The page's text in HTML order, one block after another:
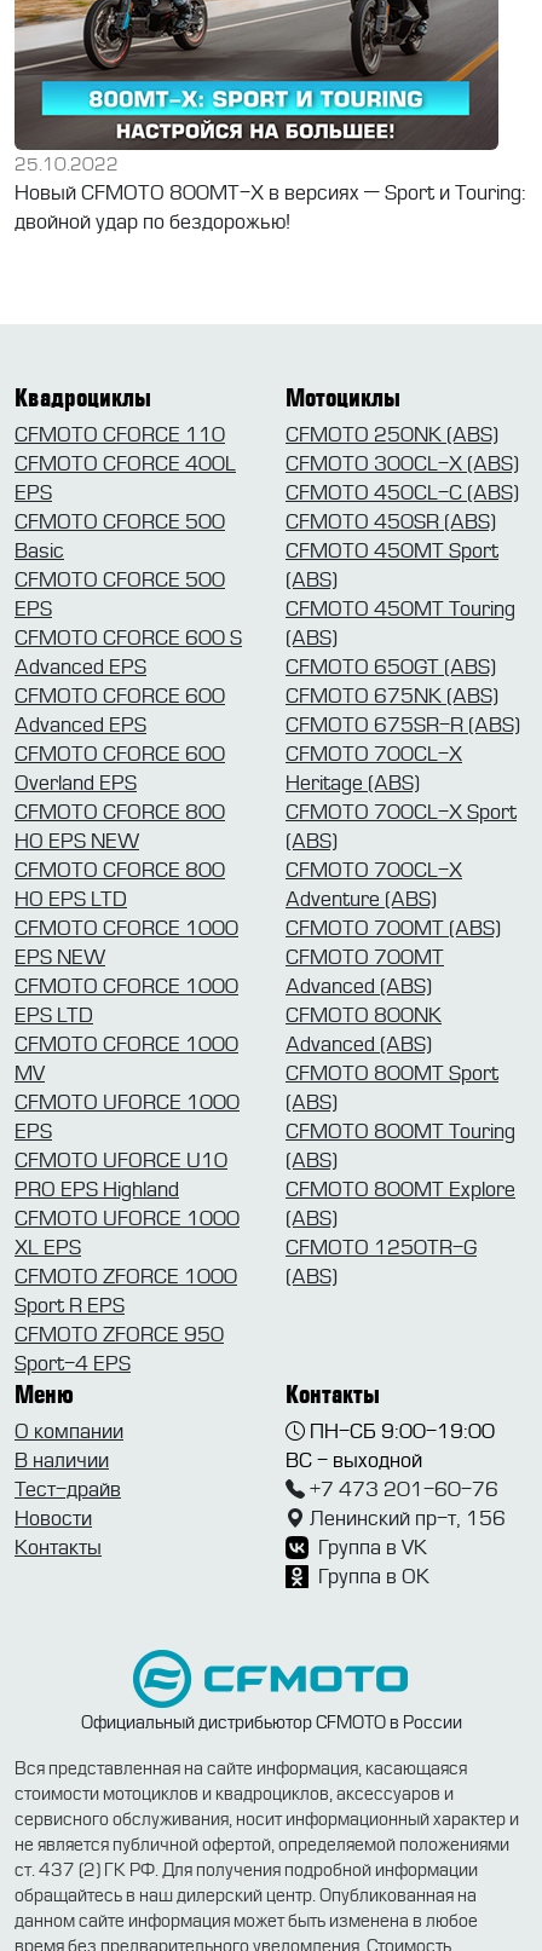
25.10.2022
Новый CFMOTO 800MT-X в версиях — Sport и Touring:
двойной удар по бездорожью!
Квадроциклы
CFMOTO CFORCE 110
CFMOTO CFORCE 400L
EPS
CFMOTO CFORCE 500
Basic
CFMOTO CFORCE 500
EPS
CFMOTO CFORCE 600 S
Advanced EPS
CFMOTO CFORCE 600
Advanced EPS
CFMOTO CFORCE 600
Overland EPS
CFMOTO CFORCE 800
HO EPS NEW
CFMOTO CFORCE 800
HO EPS LTD
CFMOTO CFORCE 1000
EPS NEW
CFMOTO CFORCE 1000
EPS LTD
CFMOTO CFORCE 1000
MV
CFMOTO UFORCE 1000
EPS
CFMOTO UFORCE U10
PRO EPS Highland
CFMOTO UFORCE 1000
XL EPS
CFMOTO ZFORCE 1000
Sport R EPS
CFMOTO ZFORCE 950
Sport-4 EPS
Мотоциклы
CFMOTO 250NK (ABS)
CFMOTO 300CL-X (ABS)
CFMOTO 450CL-C (ABS)
CFMOTO 450SR (ABS)
CFMOTO 450MT Sport
(ABS)
CFMOTO 450MT Touring
(ABS)
CFMOTO 650GT (ABS)
CFMOTO 675NK (ABS)
CFMOTO 675SR-R (ABS)
CFMOTO 700CL-X
Heritage (ABS)
CFMOTO 700CL-X Sport
(ABS)
CFMOTO 700CL-X
Adventure (ABS)
CFMOTO 700MT (ABS)
CFMOTO 700MT
Advanced (ABS)
CFMOTO 800NK
Advanced (ABS)
CFMOTO 800MT Sport
(ABS)
CFMOTO 800MT Touring
(ABS)
CFMOTO 800MT Explore
(ABS)
CFMOTO 1250TR-G
(ABS)
Меню
О компании
В наличии
Тест-драйв
Новости
Контакты
Контакты
ПН-СБ 9:00-19:00
ВС - выходной
+7 473 201-60-76
Ленинский пр-т, 156
Группа в VK
Группа в OK
Официальный дистрибьютор CFMOTO в России
Вся представленная на сайте информация, касающаяся
стоимости мотоциклов и квадроциклов, аксессуаров и
сервисного обслуживания, носит информационный характер и
не является публичной офертой, определяемой положениями
ст. 437 (2) ГК РФ. Для получения подробной информации
обращайтесь в наш дилерский центр. Опубликованная на
данном сайте информация может быть изменена в любое
время без предварительного уведомления. Стоимость